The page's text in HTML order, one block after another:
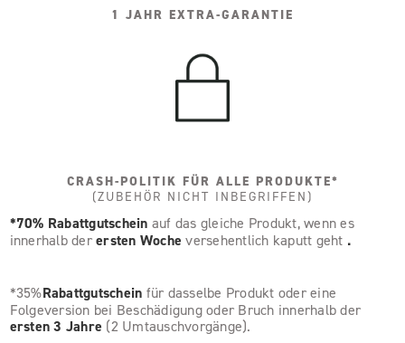
1 JAHR EXTRA-GARANTIE
CRASH-POLITIK FÜR ALLE PRODUKTE*
(ZUBEHÖR NICHT INBEGRIFFEN)
*70% Rabattgutschein auf das gleiche Produkt, wenn es
innerhalb der ersten Woche versehentlich kaputt geht .
*35%Rabattgutschein für dasselbe Produkt oder eine
Folgeversion bei Beschädigung oder Bruch innerhalb der
ersten 3 Jahre (2 Umtauschvorgänge).